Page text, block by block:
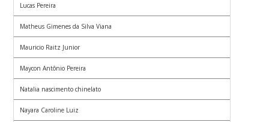
Lucas Pereira
Matheus Gimenes da Silva Viana
Mauricio Raitz Junior
Maycon Antônio Pereira
Natalia nascimento chinelato
Nayara Caroline Luiz